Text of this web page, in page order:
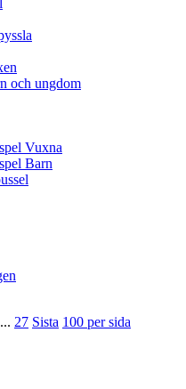
och ungdom
Vuxna
Barn
... 27 Sista 100 per sida